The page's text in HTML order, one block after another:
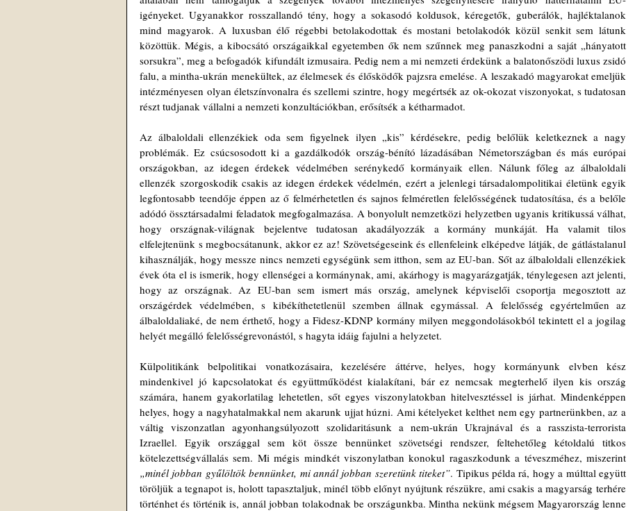
igényeket. Ugyanakkor rosszallandó tény, hogy a sokasodó koldusok, kéregetők, guberálók, hajléktalanok
mind magyarok. A luxusban élő régebbi betolakodottak és mostani betolakodók közül senkit sem látunk
közöttük. Mégis, a kibocsátó országaikkal egyetemben ők nem szűnnek meg panaszkodni a saját „hányatott
sorsukra”, meg a befogadók kifundált izmusaira. Pedig nem a mi nemzeti érdekünk a balatonőszödi luxus zsidó
falu, a mintha-ukrán menekültek, az élelmesek és élősködők pajzsra emelése. A leszakadó magyarokat emeljük
intézményesen olyan életszínvonalra és szellemi szintre, hogy megértsék az ok-okozat viszonyokat, s tudatosan
részt tudjanak vállalni a nemzeti konzultációkban, erősítsék a kétharmadot.
Az álbaloldali ellenzékiek oda sem figyelnek ilyen „kis” kérdésekre, pedig belőlük keletkeznek a nagy
problémák. Ez csúcsosodott ki a gazdálkodók ország-bénító lázadásában Németországban és más európai
országokban, az idegen érdekek védelmében serénykedő kormányaik ellen. Nálunk főleg az álbaloldali
ellenzék szorgoskodik csakis az idegen érdekek védelmén, ezért a jelenlegi társadalompolitikai életünk egyik
legfontosabb teendője éppen az ő felmérhetetlen és sajnos felméretlen felelősségének tudatosítása, és a belőle
adódó össztársadalmi feladatok megfogalmazása. A bonyolult nemzetközi helyzetben ugyanis kritikussá válhat,
hogy országnak-világnak bejelentve tudatosan akadályozzák a kormány munkáját. Ha valamit tilos
elfelejtenünk s megbocsátanunk, akkor ez az! Szövetségeseink és ellenfeleink elképedve látják, de gátlástalanul
kihasználják, hogy messze nincs nemzeti egységünk sem itthon, sem az EU-ban. Sőt az álbaloldali ellenzékiek
évek óta el is ismerik, hogy ellenségei a kormánynak, ami, akárhogy is magyarázgatják, ténylegesen azt jelenti,
hogy az országnak. Az EU-ban sem ismert más ország, amelynek képviselői csoportja megosztott az
országérdek védelmében, s kibékíthetetlenül szemben állnak egymással. A felelősség egyértelműen az
álbaloldaliaké, de nem érthető, hogy a Fidesz-KDNP kormány milyen meggondolásokból tekintett el a jogilag
helyét megálló felelősségrevonástól, s hagyta idáig fajulni a helyzetet.
Külpolitikánk belpolitikai vonatkozásaira, kezelésére áttérve, helyes, hogy kormányunk elvben kész
mindenkivel jó kapcsolatokat és együttműködést kialakítani, bár ez nemcsak megterhelő ilyen kis ország
számára, hanem gyakorlatilag lehetetlen, sőt egyes viszonylatokban hitelvesztéssel is járhat. Mindenképpen
helyes, hogy a nagyhatalmakkal nem akarunk ujjat húzni. Ami kételyeket kelthet nem egy partnerünkben, az a
váltig viszonzatlan agyonhangsúlyozott szolidaritásunk a nem-ukrán Ukrajnával és a rasszista-terrorista
Izraellel. Egyik országgal sem köt össze bennünket szövetségi rendszer, feltehetőleg kétoldalú titkos
„minél jobban gyűlöltök bennünket, mi annál jobban szeretünk titeket”. Tipikus példa rá, hogy a múlttal együtt
töröljük a tegnapot is, holott tapasztaljuk, minél több előnyt nyújtunk részükre, ami csakis a magyarság terhére
történhet és történik is, annál jobban tolakodnak be országunkba. Mintha nekünk mégsem Magyarország lenne